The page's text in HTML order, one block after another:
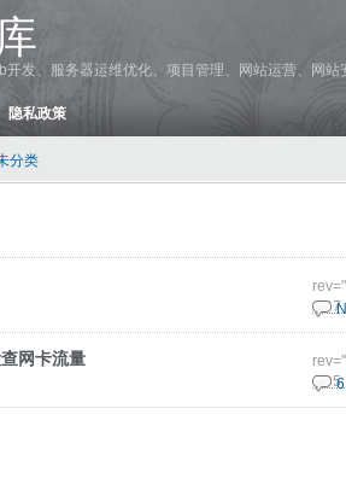
开发、服务器运维优化、项目管理、网站运营、网
隐私政策
分类
21 7
网卡流量
12 5